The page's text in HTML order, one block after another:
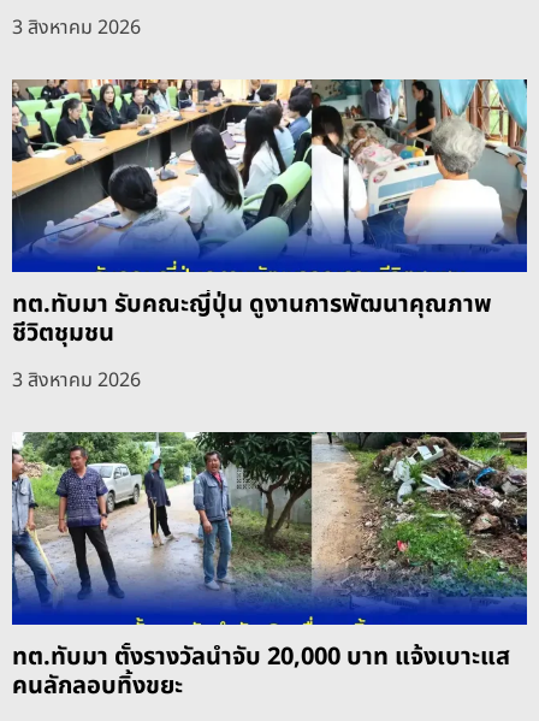
3 สิงหาคม 2026
ทต.ทับมา รับคณะญี่ปุ่น ดูงานการพัฒนาคุณภาพ
ชีวิตชุมชน
3 สิงหาคม 2026
ทต.ทับมา ตั้งรางวัลนำจับ 20,000 บาท แจ้งเบาะแส
คนลักลอบทิ้งขยะ